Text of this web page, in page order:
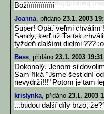
Božíííííííííííííí
Joanna, přidáno 23.1. 2003
Super! Opäť veľmi chválim
Sandy, keď už Ťa tak
týždeň ďalšími dielmi ???
Bess, přidáno 23.1. 2003
Dokonalý. Jenom si
Sam říká "Jsme šest dní
nevydrží!!!" Potom je tam
kristynka, přidáno 23.1. 2003
...budou další díly brzo,